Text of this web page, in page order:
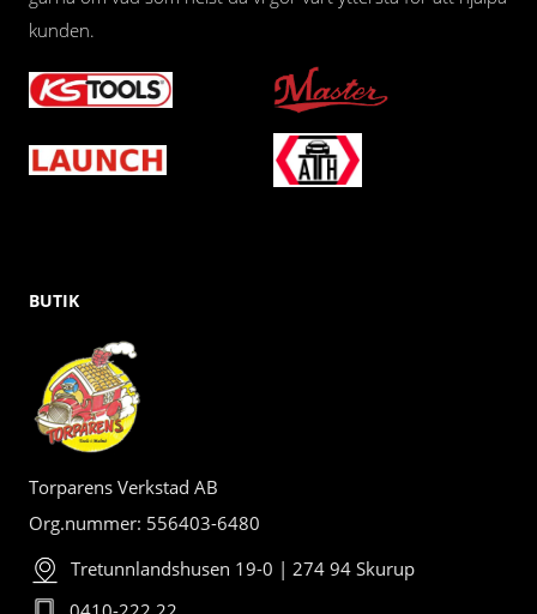
kunden.
BUTIK
Torparens Verkstad AB
Org.nummer: 556403-6480
Tretunnlandshusen 19-0 | 274 94 Skurup